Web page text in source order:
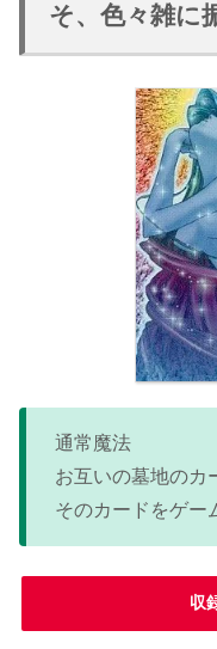
そ、色々雑に
通常魔法
お互いの墓地のカ
そのカードをゲー
収